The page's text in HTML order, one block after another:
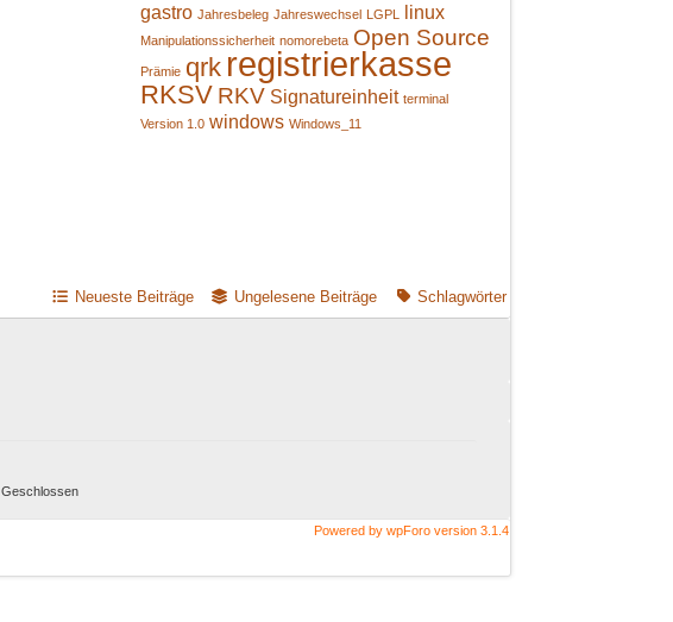
gastro Jahresbeleg Jahreswechsel LGPL linux
Manipulationssicherheit nomorebeta Open Source
Prämie qrk registrierkasse
RKSV RKV Signatureinheit terminal
Version 1.0 windows Windows_11
Neueste Beiträge Ungelesene Beiträge Schlagwörter
Geschlossen
Powered by wpForo version 3.1.4